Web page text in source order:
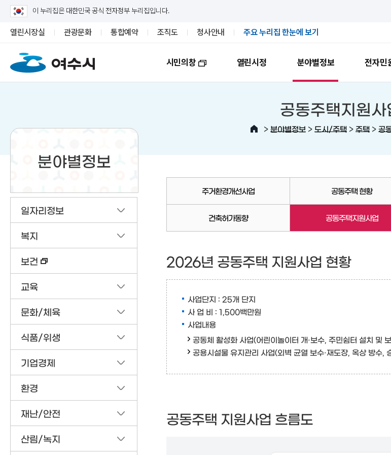
이 누리집은 대한민국 공식 전자정부 누리집입니다.
열린시장실 관광문화 통합예약 조직도 청사안내 주요 누리집 한눈에 보기
시민의창 열린시정 분야별정보 전자민
분야별정보
일자리정보
복지
보건
교육
문화/체육
식품/위생
기업경제
환경
재난/안전
산림/녹지
공동주택지원사
> 분야별정보 > 도시/주택 > 주택 > 공
주거환경개선사업 공동주택 현황
건축허가동향 공동주택지원사업
2026년 공동주택 지원사업 현황
사업단지 : 25개 단지
사 업 비 : 1,500백만원
사업내용
공동체 활성화 사업(어린이놀이터 개·보수, 주민쉼터 설치 및
공용시설물 유지관리 사업(외벽 균열 보수·재도장, 옥상 방수,
공동주택 지원사업 흐름도